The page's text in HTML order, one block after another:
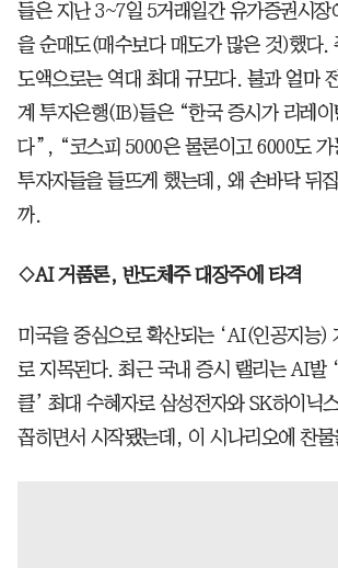
들은 지난 3~7일 5거래일간 유가증권시장
을 순매도(매수보다 매도가 많은 것)했다.
도액으로는 역대 최대 규모다. 불과 얼마
계 투자은행(IB)들은 “한국 증시가 리레
다”, “코스피 5000은 물론이고 6000도 가
투자자들을 들뜨게 했는데, 왜 손바닥 뒤
까.
◇AI 거품론, 반도체주 대장주에 타격
미국을 중심으로 확산되는 ‘AI(인공지능)
로 지목된다. 최근 국내 증시 랠리는 AI발
클’ 최대 수혜자로 삼성전자와 SK하이닉
꼽히면서 시작됐는데, 이 시나리오에 찬